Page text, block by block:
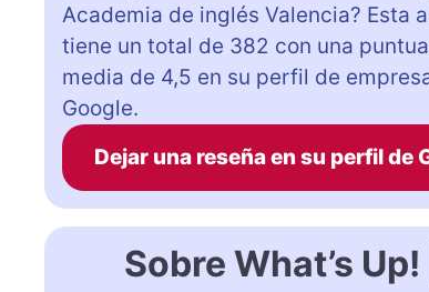
Academia de inglés Valencia? Esta
tiene un total de 382 con una
media de 4,5 en su perfil de
Google.
Dejar una reseña en su perfil de
Sobre What’s